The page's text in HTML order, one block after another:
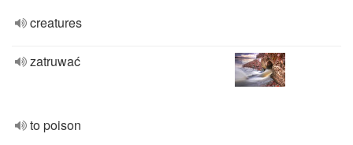
creatures
zatruwać
to poison